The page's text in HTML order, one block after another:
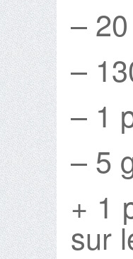
–
–
– 1
– 5
+ 1
sur